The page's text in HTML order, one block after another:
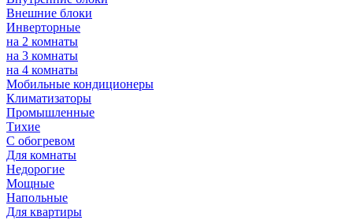
Внешние блоки
Инверторные
на 2 комнаты
на 3 комнаты
на 4 комнаты
Мобильные кондиционеры
Климатизаторы
Промышленные
Тихие
С обогревом
Для комнаты
Недорогие
Мощные
Напольные
Для квартиры